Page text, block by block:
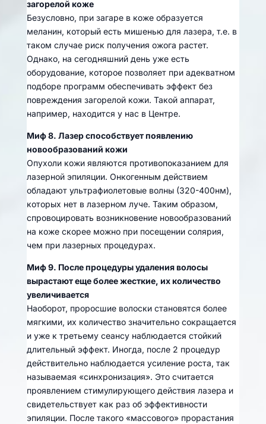
загорелой коже
Безусловно, при загаре в коже образуется
меланин, который есть мишенью для лазера, т.е. в
таком случае риск получения ожога растет.
Однако, на сегодняшний день уже есть
оборудование, которое позволяет при адекватном
подборе программ обеспечивать эффект без
повреждения загорелой кожи. Такой аппарат,
например, находится у нас в Центре.
Миф 8. Лазер способствует появлению
новообразований кожи
Опухоли кожи являются противопоказанием для
лазерной эпиляции. Онкогенным действием
обладают ультрафиолетовые волны (320-400нм),
которых нет в лазерном луче. Таким образом,
спровоцировать возникновение новообразований
на коже скорее можно при посещении солярия,
чем при лазерных процедурах.
Миф 9. После процедуры удаления волосы
вырастают еще более жесткие, их количество
увеличивается
Наоборот, проросшие волоски становятся более
мягкими, их количество значительно сокращается
и уже к третьему сеансу наблюдается стойкий
длительный эффект. Иногда, после 2 процедур
действительно наблюдается усиление роста, так
называемая «синхронизация». Это считается
проявлением стимулирующего действия лазера и
свидетельствует как раз об эффективности
эпиляции. После такого «массового» прорастания